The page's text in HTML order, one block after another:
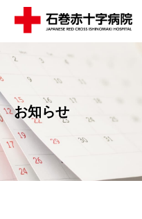
医療関係者の方
お知らせ